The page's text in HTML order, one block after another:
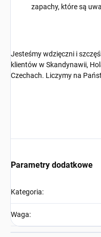
zapachy, które są
Jesteśmy wdzięczni i
klientów w Skandynawii,
Czechach. Liczymy na
Parametry dodatkowe
Kategoria:
Waga: